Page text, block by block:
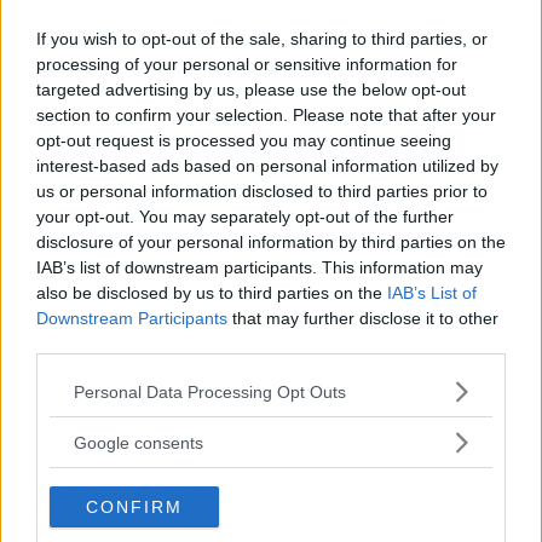
If you wish to opt-out of the sale, sharing to third parties, or
processing of your personal or sensitive information for
targeted advertising by us, please use the below opt-out
section to confirm your selection. Please note that after your
opt-out request is processed you may continue seeing
interest-based ads based on personal information utilized by
us or personal information disclosed to third parties prior to
your opt-out. You may separately opt-out of the further
disclosure of your personal information by third parties on the
IAB’s list of downstream participants. This information may
also be disclosed by us to third parties on the IAB’s List of
Downstream Participants that may further disclose it to other
Please note that this website/app uses one or more Google
not limited to your visit or usage behaviour. You may click to
use your data for below specified purposes in below Google
consent section.
Personal Data Processing Opt Outs
Google consents
CONFIRM
Continua a leggere dopo la pubblicità
interpretato numerosi film per la tv americana.
Nel 2010 è apparsa nella serie televisiva 90201,
insieme alla Doherty, per re-interpretare se
stessa.